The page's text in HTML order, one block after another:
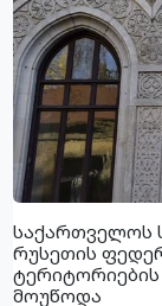
საქართველოს
რუსეთის
ტერიტორიების
მოუწოდა